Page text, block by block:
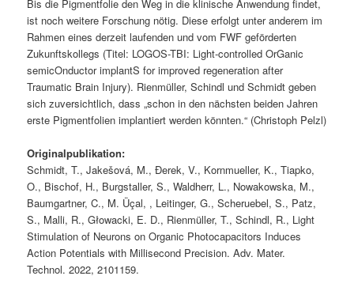
Bis die Pigmentfolie den Weg in die klinische Anwendung findet,
ist noch weitere Forschung nötig. Diese erfolgt unter anderem im
Rahmen eines derzeit laufenden und vom FWF geförderten
Zukunftskollegs (Titel: LOGOS-TBI: Light-controlled OrGanic
semicOnductor implantS for improved regeneration after
Traumatic Brain Injury). Rienmüller, Schindl und Schmidt geben
sich zuversichtlich, dass „schon in den nächsten beiden Jahren
erste Pigmentfolien implantiert werden könnten.“ (Christoph Pelzl)
Originalpublikation:
Schmidt, T., Jakešová, M., Đerek, V., Kornmueller, K., Tiapko,
O., Bischof, H., Burgstaller, S., Waldherr, L., Nowakowska, M.,
Baumgartner, C., M. Üçal, , Leitinger, G., Scheruebel, S., Patz,
S., Malli, R., Głowacki, E. D., Rienmüller, T., Schindl, R., Light
Stimulation of Neurons on Organic Photocapacitors Induces
Action Potentials with Millisecond Precision. Adv. Mater.
Technol. 2022, 2101159.